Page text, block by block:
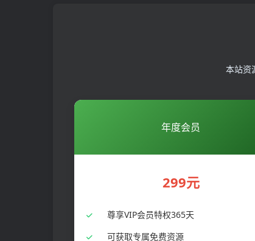
本站资
年度会员
299元
尊享VIP会员特权365天
可获取专属免费资源